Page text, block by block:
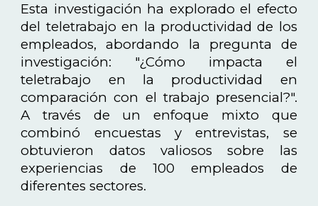
Esta investigación ha explorado el efecto
del teletrabajo en la productividad de los
empleados, abordando la pregunta de
investigación: "¿Cómo impacta el
teletrabajo en la productividad en
comparación con el trabajo presencial?".
A través de un enfoque mixto que
combinó encuestas y entrevistas, se
obtuvieron datos valiosos sobre las
experiencias de 100 empleados de
diferentes sectores.